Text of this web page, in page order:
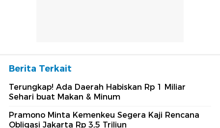
Berita Terkait
Terungkap! Ada Daerah Habiskan Rp 1 Miliar
Sehari buat Makan & Minum
Pramono Minta Kemenkeu Segera Kaji Rencana
Obligasi Jakarta Rp 3,5 Triliun